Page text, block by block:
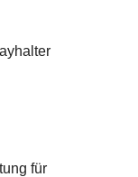
für